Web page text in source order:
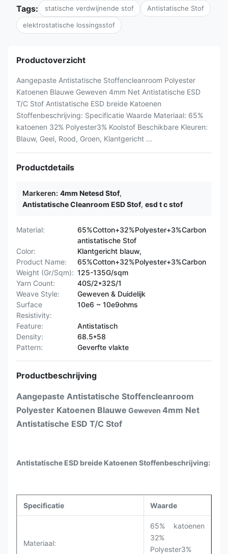
Tags: statische verdwijnende stof Antistatische Stof
elektrostatische lossingsstof
Productoverzicht
Aangepaste Antistatische Stoffencleanroom Polyester
Katoenen Blauwe Geweven 4mm Net Antistatische ESD
T/C Stof Antistatische ESD breide Katoenen
Stoffenbeschrijving: Specificatie Waarde Materiaal: 65%
katoenen 32% Polyester3% Koolstof Beschikbare Kleuren:
Blauw, Geel, Rood, Groen, Klantgericht ...
Productdetails
Markeren: 4mm Netesd Stof,
Antistatische Cleanroom ESD Stof, esd t c stof
Material:
65%Cotton+32%Polyester+3%Carbon
antistatische Stof
Color:
Klantgericht blauw,
Product Name:
65%Cotton+32%Polyester+3%Carbon
Weight (Gr/Sqm): 125-135G/sqm
Yarn Count:
40S/2*32S/1
Weave Style:
Geweven & Duidelijk
Surface
Resistivity:
10e6 ~ 10e9ohms
Feature:
Antistatisch
Density:
68.5*58
Pattern:
Geverfte vlakte
Productbeschrijving
Aangepaste Antistatische Stoffencleanroom
Polyester Katoenen Blauwe Geweven 4mm Net
Antistatische ESD T/C Stof
Antistatische ESD breide Katoenen Stoffenbeschrijving:
Specificatie Waarde
Materiaal:
65% katoenen
32%
Polyester3%